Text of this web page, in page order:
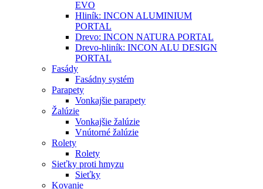
EVO
Hliník: INCON ALUMINIUM
PORTAL
Drevo: INCON NATURA PORTAL
Drevo-hliník: INCON ALU DESIGN
PORTAL
Fasády
Fasádny systém
Parapety
Vonkajšie parapety
Žalúzie
Vonkajšie žalúzie
Vnútorné žalúzie
Rolety
Rolety
Sieťky proti hmyzu
Sieťky
Kovanie